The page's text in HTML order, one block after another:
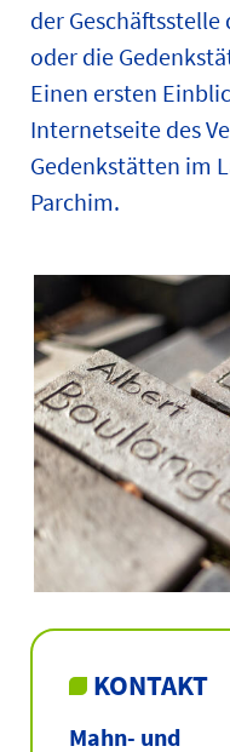
der
oder die
Einen ersten
Internetseite des
Gedenkstätten im
Parchim.
KONTAKT
Mahn- und